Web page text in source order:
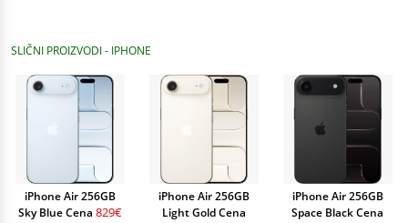
SLIČNI PROIZVODI - IPHONE
iPhone Air 256GB
Sky Blue Cena 829€
iPhone Air 256GB
Light Gold Cena
iPhone Air 256GB
Space Black Cena